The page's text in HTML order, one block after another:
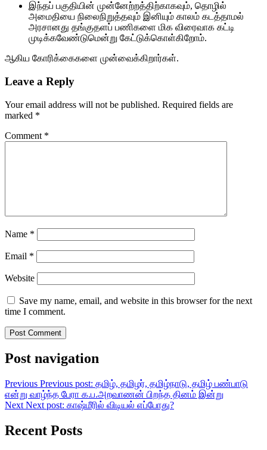
இந்தப் பகுதியின் முன்னேற்றத்திற்காகவும், தொழில்
அமைதியை நிலைநிறுத்தவும் இனியும் காலம் கடத்தாமல்
அரசானது தங்குதளப் பணிகளை மிக விரைவாக கட்டி
முடிக்கவேண்டுமென்று கேட்டுக்கொள்கிறோம்.
ஆகிய கோரிக்கைகளை முன்வைக்கிறார்கள்.
Leave a Reply
Your email address will not be published. Required fields are
marked *
Comment *
Name *
Email *
Website
Save my name, email, and website in this browser for the next
time I comment.
Post navigation
Previous Previous post: தமிழ், தமிழர், தமிழ்நாடு, தமிழ் பண்பாடு
என்று வாழ்ந்த பேரா க.ப.அறவாணன் பிறந்த தினம் இன்று
Next Next post: காஷ்மீரில் விடியல் எப்போது?
Recent Posts